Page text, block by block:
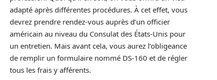
adapté après différentes procédures. À cet effet, vous
devrez prendre rendez-vous auprès d’un officier
américain au niveau du Consulat des États-Unis pour
un entretien. Mais avant cela, vous aurez l’obligeance
de remplir un formulaire nommé DS-160 et de régler
tous les frais y afférents.